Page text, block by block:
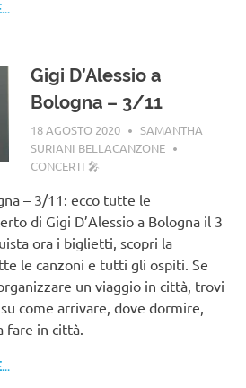
Gigi D’Alessio a
Bologna – 3/11
18 AGOSTO 2020
SAMANTHA
SURIANI BELLACANZONE
CONCERTI 🎤
– 3/11: ecco tutte le
di Gigi D’Alessio a Bologna il 3
ora i biglietti, scopri la
le canzoni e tutti gli ospiti. Se
un viaggio in città, trovi
come arrivare, dove dormire,
fare in città.